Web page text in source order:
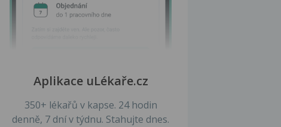
Aplikace uLékaře.cz
350+ lékařů v kapse. 24 hodin
denně, 7 dní v týdnu. Stahujte dnes.